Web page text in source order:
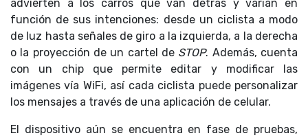
advierten a los carros que van detrás y varían en
función de sus intenciones: desde un ciclista a modo
de luz hasta señales de giro a la izquierda, a la derecha
o la proyección de un cartel de STOP. Además, cuenta
con un chip que permite editar y modificar las
imágenes vía WiFi, así cada ciclista puede personalizar
los mensajes a través de una aplicación de celular.
El dispositivo aún se encuentra en fase de pruebas,